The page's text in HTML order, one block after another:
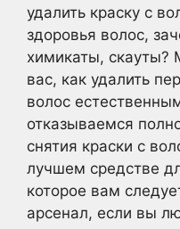
удалить краску с
здоровья волос,
химикаты, скауты?
вас, как удалить
волос
отказываемся
снятия краски с
лучшем средстве
которое вам
арсенал, если вы